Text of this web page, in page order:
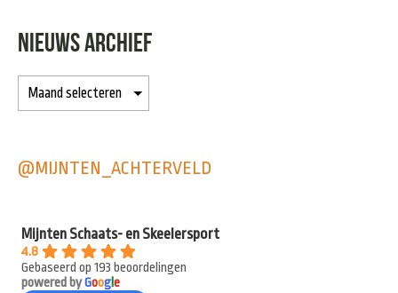
NIEUWS ARCHIEF
@MIJNTEN_ACHTERVELD
Mijnten Schaats- en Skeelersport
4.8
Gebaseerd op 193 beoordelingen
powered byGooge